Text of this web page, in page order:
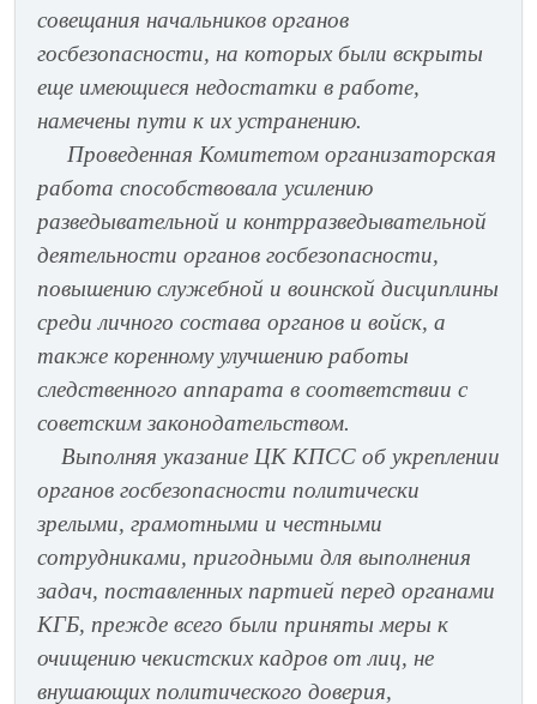
совещания начальников органов
госбезопасности, на которых были вскрыты
еще имеющиеся недостатки в работе,
намечены пути к их устранению.
Проведенная Комитетом организаторская
работа способствовала усилению
разведывательной и контрразведывательной
деятельности органов госбезопасности,
повышению служебной и воинской дисциплины
среди личного состава органов и войск, а
также коренному улучшению работы
следственного аппарата в соответствии с
советским законодательством.
Выполняя указание ЦК КПСС об укреплении
органов госбезопасности политически
зрелыми, грамотными и честными
сотрудниками, пригодными для выполнения
задач, поставленных партией перед органами
КГБ, прежде всего были приняты меры к
очищению чекистских кадров от лиц, не
внушающих политического доверия,